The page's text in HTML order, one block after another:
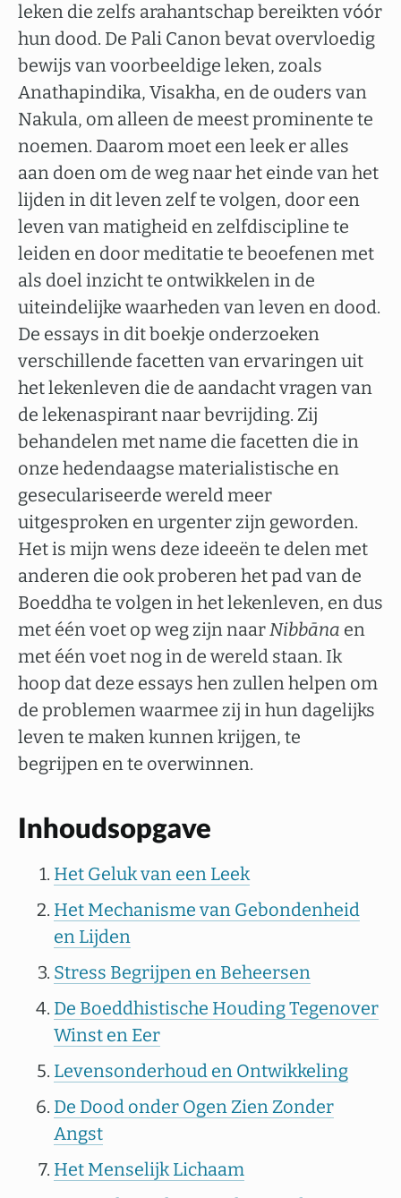
leken die zelfs arahantschap bereikten vóór
hun dood. De Pali Canon bevat overvloedig
bewijs van voorbeeldige leken, zoals
Anathapindika, Visakha, en de ouders van
Nakula, om alleen de meest prominente te
noemen. Daarom moet een leek er alles
aan doen om de weg naar het einde van het
lijden in dit leven zelf te volgen, door een
leven van matigheid en zelfdiscipline te
leiden en door meditatie te beoefenen met
als doel inzicht te ontwikkelen in de
uiteindelijke waarheden van leven en dood.
De essays in dit boekje onderzoeken
verschillende facetten van ervaringen uit
het lekenleven die de aandacht vragen van
de lekenaspirant naar bevrijding. Zij
behandelen met name die facetten die in
onze hedendaagse materialistische en
geseculariseerde wereld meer
uitgesproken en urgenter zijn geworden.
Het is mijn wens deze ideeën te delen met
anderen die ook proberen het pad van de
Boeddha te volgen in het lekenleven, en dus
met één voet op weg zijn naarNibbāna en
met één voet nog in de wereld staan. Ik
hoop dat deze essays hen zullen helpen om
de problemen waarmee zij in hun dagelijks
leven te maken kunnen krijgen, te
begrijpen en te overwinnen.
Inhoudsopgave
Het Geluk van een Leek
Het Mechanisme van Gebondenheid
en Lijden
Stress Begrijpen en Beheersen
De Boeddhistische Houding Tegenover
Winst en Eer
Levensonderhoud en Ontwikkeling
De Dood onder Ogen Zien Zonder
Angst
Het Menselijk Lichaam